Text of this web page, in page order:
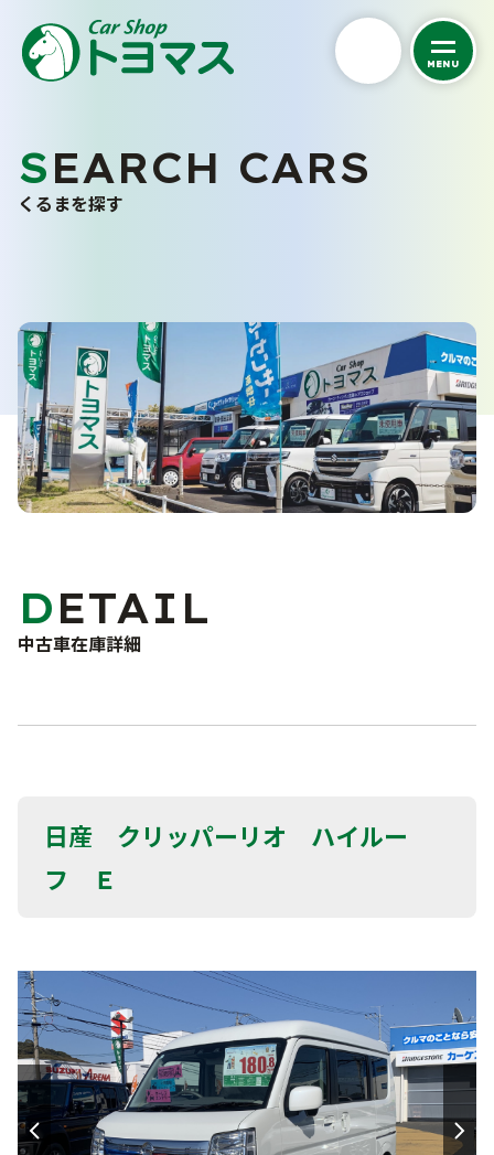
MENU
トヨマスクオリティ
お客さまの声
採用情報
くるまを探す
バリューパック
くるま買い取り査定
ご購入から納車まで
カーケア
車検
点検・一般修理
よくあるご質問
プライバシーポリシー
SEARCH CARS
くるまを探す
DETAIL
中古車在庫詳細
日産 クリッパーリオ ハイルー
フ Ｅ